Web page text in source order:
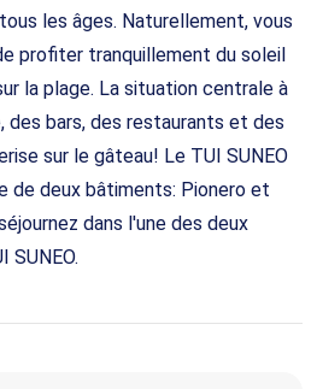
les âges. Naturellement, vous
profiter tranquillement du soleil
la plage. La situation centrale à
des bars, des restaurants et des
sur le gâteau! Le TUI SUNEO
de deux bâtiments: Pionero et
dans l'une des deux
SUNEO.